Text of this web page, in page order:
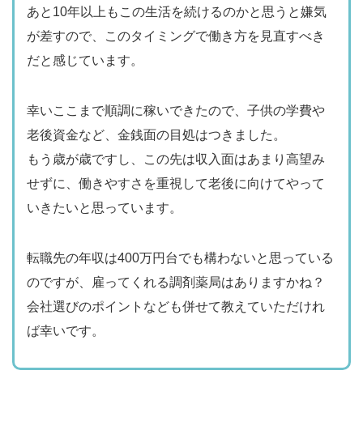
あと10年以上もこの生活を続けるのかと思うと嫌気
が差すので、このタイミングで働き方を見直すべき
だと感じています。
幸いここまで順調に稼いできたので、子供の学費や
老後資金など、金銭面の目処はつきました。
もう歳が歳ですし、この先は収入面はあまり高望み
せずに、働きやすさを重視して老後に向けてやって
いきたいと思っています。
転職先の年収は400万円台でも構わないと思っている
のですが、雇ってくれる調剤薬局はありますかね？
会社選びのポイントなども併せて教えていただけれ
ば幸いです。